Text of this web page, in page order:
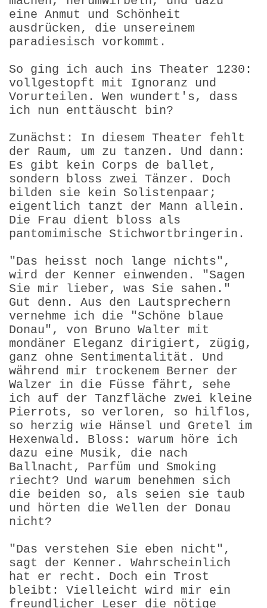
eine Anmut und Schönheit
ausdrücken, die unsereinem
paradiesisch vorkommt.
So ging ich auch ins Theater 1230:
vollgestopft mit Ignoranz und
Vorurteilen. Wen wundert's, dass
ich nun enttäuscht bin?
Zunächst: In diesem Theater fehlt
der Raum, um zu tanzen. Und dann:
Es gibt kein Corps de ballet,
sondern bloss zwei Tänzer. Doch
bilden sie kein Solistenpaar;
eigentlich tanzt der Mann allein.
Die Frau dient bloss als
pantomimische Stichwortbringerin.
"Das heisst noch lange nichts",
wird der Kenner einwenden. "Sagen
Sie mir lieber, was Sie sahen."
Gut denn. Aus den Lautsprechern
vernehme ich die "Schöne blaue
Donau", von Bruno Walter mit
mondäner Eleganz dirigiert, zügig,
ganz ohne Sentimentalität. Und
während mir trockenem Berner der
Walzer in die Füsse fährt, sehe
ich auf der Tanzfläche zwei kleine
Pierrots, so verloren, so hilflos,
so herzig wie Hänsel und Gretel im
Hexenwald. Bloss: warum höre ich
dazu eine Musik, die nach
Ballnacht, Parfüm und Smoking
riecht? Und warum benehmen sich
die beiden so, als seien sie taub
und hörten die Wellen der Donau
nicht?
"Das verstehen Sie eben nicht",
sagt der Kenner. Wahrscheinlich
hat er recht. Doch ein Trost
bleibt: Vielleicht wird mir ein
freundlicher Leser die nötige